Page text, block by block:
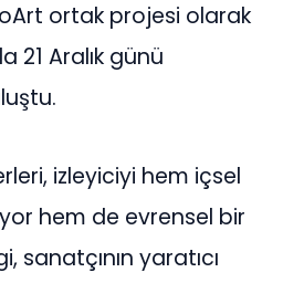
ortak projesi olarak
21 Aralık günü
izleyiciyi hem içsel
hem de evrensel bir
sanatçının yaratıcı